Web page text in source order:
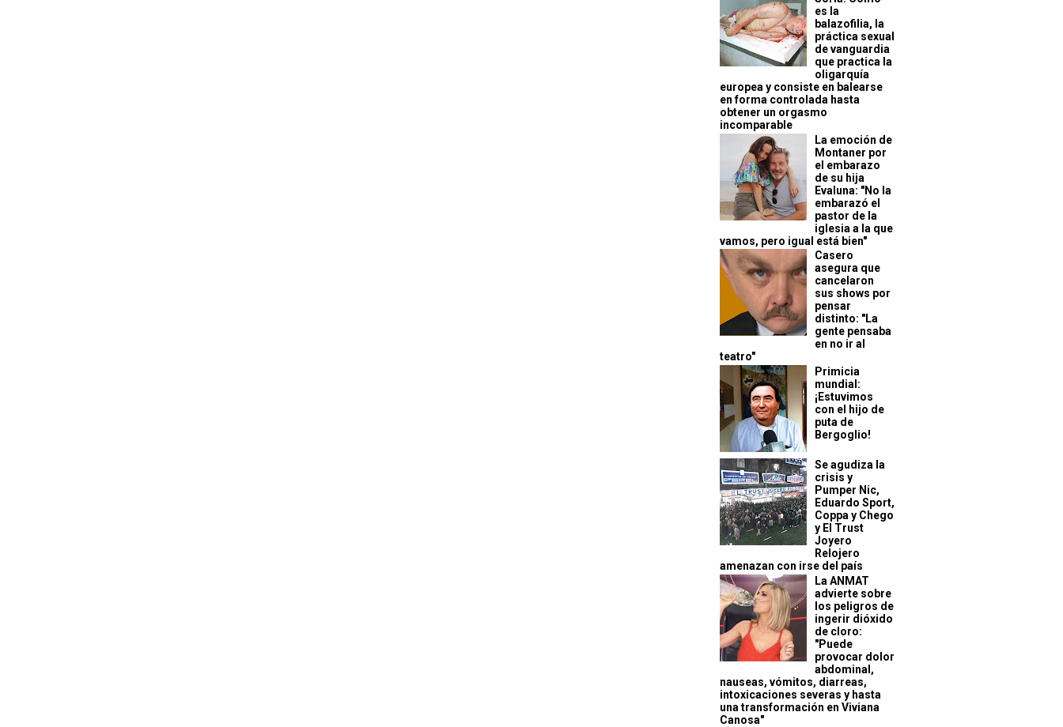
es la
balazofilia, la
práctica sexual
de vanguardia
que practica la
oligarquía
europea y consiste en balearse
en forma controlada hasta
obtener un orgasmo
incomparable
La emoción de
Montaner por
el embarazo
de su hija
Evaluna: "No la
embarazó el
pastor de la
iglesia a la que
vamos, pero igual está bien"
Casero
asegura que
cancelaron
sus shows por
pensar
distinto: "La
gente pensaba
en no ir al
teatro"
Primicia
mundial:
¡Estuvimos
con el hijo de
puta de
Bergoglio!
Se agudiza la
crisis y
Pumper Nic,
Eduardo Sport,
Coppa y Chego
y El Trust
Joyero
Relojero
amenazan con irse del país
La ANMAT
advierte sobre
los peligros de
ingerir dióxido
de cloro:
"Puede
provocar dolor
abdominal,
nauseas, vómitos, diarreas,
intoxicaciones severas y hasta
una transformación en Viviana
Canosa"